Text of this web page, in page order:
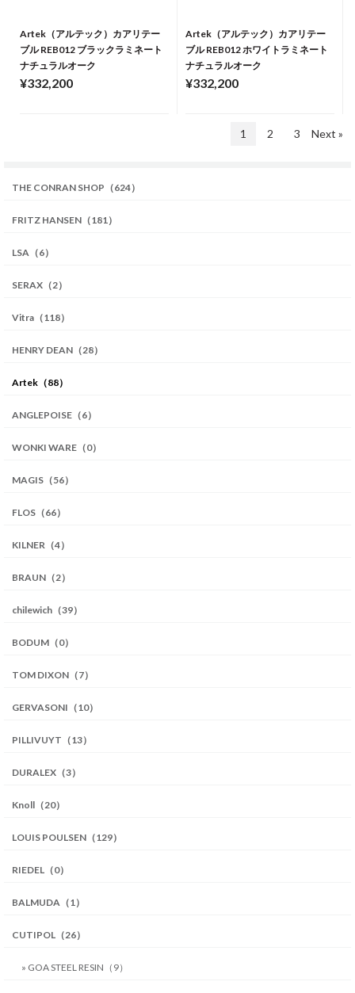
Artek（アルテック）カアリテー
ブル REB012 ブラックラミネート
ナチュラルオーク
¥332,200
Artek（アルテック）カアリテー
ブル REB012 ホワイトラミネート
ナチュラルオーク
¥332,200
1 2 3 Next »
THE CONRAN SHOP（624）
FRITZ HANSEN（181）
LSA（6）
SERAX（2）
Vitra（118）
HENRY DEAN（28）
Artek（88）
ANGLEPOISE（6）
WONKI WARE（0）
MAGIS（56）
FLOS（66）
KILNER（4）
BRAUN（2）
chilewich（39）
BODUM（0）
TOM DIXON（7）
GERVASONI（10）
PILLIVUYT（13）
DURALEX（3）
Knoll（20）
LOUIS POULSEN（129）
RIEDEL（0）
BALMUDA（1）
CUTIPOL（26）
» GOA STEEL RESIN（9）